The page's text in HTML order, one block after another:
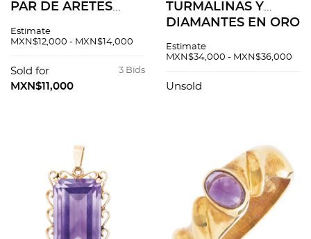
PAR DE ARETES
SEMIPRECIOSAS EN
18K Y 10K
Estimate
MXN$12,000 - MXN$14,000
3 Bids
Sold for
MXN$11,000
TURMALINAS Y
DIAMANTES EN ORO
Estimate
MXN$34,000 - MXN$36,000
Unsold